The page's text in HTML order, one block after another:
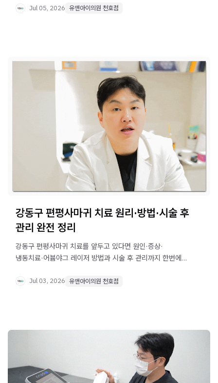
Jul 05, 2026 유앤아이의원 천호점
강동구 편평사마귀 치료 원리·방법·시술 후
관리 완전 정리
강동구 편평사마귀 치료를 앞두고 있다면 원인·증상·
냉동치료·어븀야그 레이저 방법과 시술 후 관리까지 한번에
있습니다.Jul 03, 2026 유앤아이의원 천호점